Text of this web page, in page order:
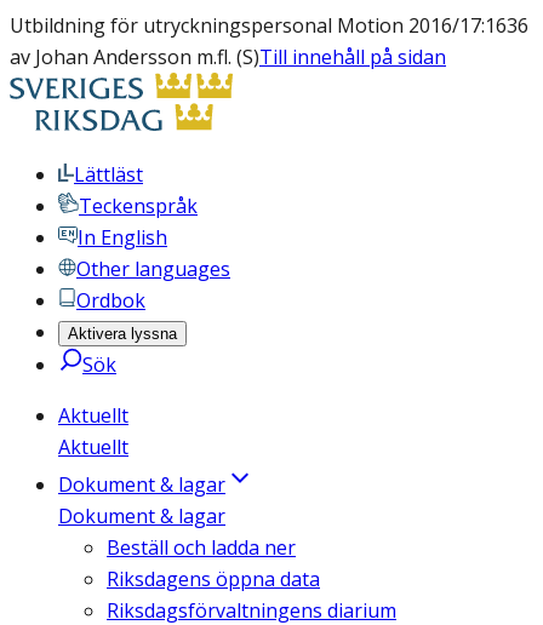
Utbildning för utryckningspersonal Motion 2016/17:1636
av Johan Andersson m.fl. (S)Till innehåll på sidan
Lättläst
Teckenspråk
In English
Other languages
Ordbok
Aktivera lyssna
Sök
Aktuellt
Aktuellt
Dokument & lagar
Dokument & lagar
Beställ och ladda ner
Riksdagens öppna data
Riksdagsförvaltningens diarium